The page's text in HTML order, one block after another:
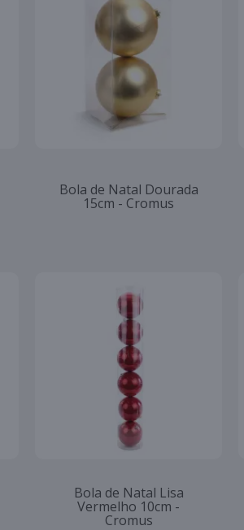
Bola de Natal Dourada
15cm - Cromus
Bola de Natal Lisa
Vermelho 10cm -
Cromus